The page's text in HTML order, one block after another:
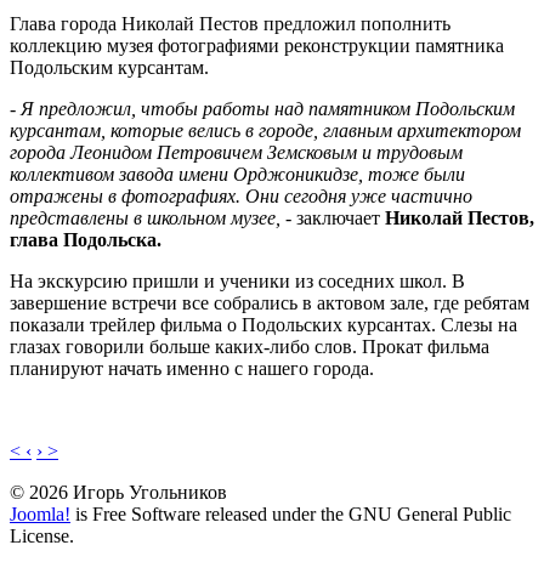
Глава города Николай Пестов предложил пополнить
коллекцию музея фотографиями реконструкции памятника
Подольским курсантам.
- Я предложил, чтобы работы над памятником Подольским
курсантам, которые велись в городе, главным архитектором
города Леонидом Петровичем Земсковым и трудовым
коллективом завода имени Орджоникидзе, тоже были
отражены в фотографиях. Они сегодня уже частично
представлены в школьном музее, - заключает Николай Пестов,
глава Подольска.
На экскурсию пришли и ученики из соседних школ. В
завершение встречи все собрались в актовом зале, где ребятам
показали трейлер фильма о Подольских курсантах. Слезы на
глазах говорили больше каких-либо слов. Прокат фильма
планируют начать именно с нашего города.
< ‹ › >
© 2026 Игорь Угольников
Joomla! is Free Software released under the GNU General Public
License.